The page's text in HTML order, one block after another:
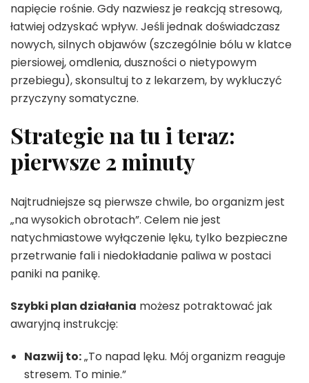
napięcie rośnie. Gdy nazwiesz je reakcją stresową,
łatwiej odzyskać wpływ. Jeśli jednak doświadczasz
nowych, silnych objawów (szczególnie bólu w klatce
piersiowej, omdlenia, duszności o nietypowym
przebiegu), skonsultuj to z lekarzem, by wykluczyć
przyczyny somatyczne.
Strategie na tu i teraz:
pierwsze 2 minuty
Najtrudniejsze są pierwsze chwile, bo organizm jest
„na wysokich obrotach”. Celem nie jest
natychmiastowe wyłączenie lęku, tylko bezpieczne
przetrwanie fali i niedokładanie paliwa w postaci
paniki na panikę.
Szybki plan działania możesz potraktować jak
awaryjną instrukcję:
Nazwij to:„To napad lęku. Mój organizm reaguje
stresem. To minie.”